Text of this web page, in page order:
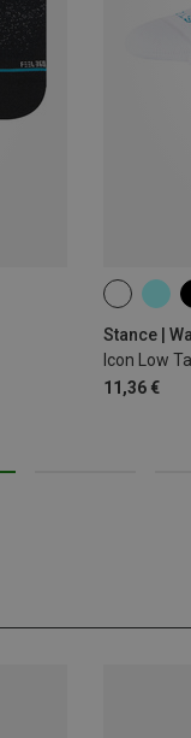
Stance |
Icon Low
11,36 €